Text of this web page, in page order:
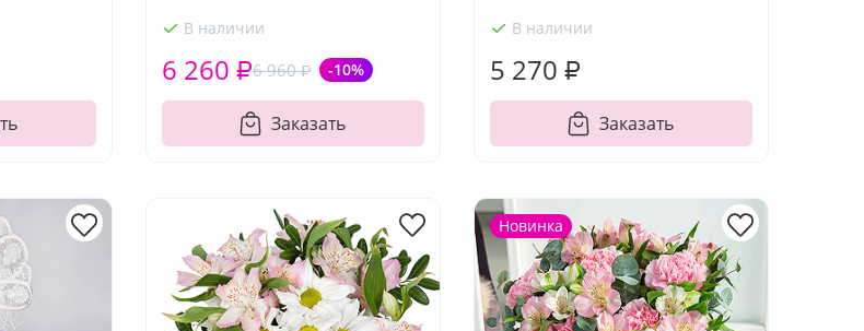
В наличии
6 960 ₽ -10%
6 260 ₽
Заказать
В наличии
5 270 ₽
Заказать
Новинка